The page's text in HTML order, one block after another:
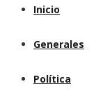
Inicio
Generales
Política